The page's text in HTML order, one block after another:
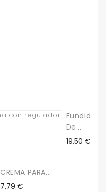
Fundidor
De...
Precio
19,50 €
CREMA PARA...
Precio
7,79 €